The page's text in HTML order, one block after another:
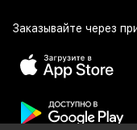
Заказывайте через